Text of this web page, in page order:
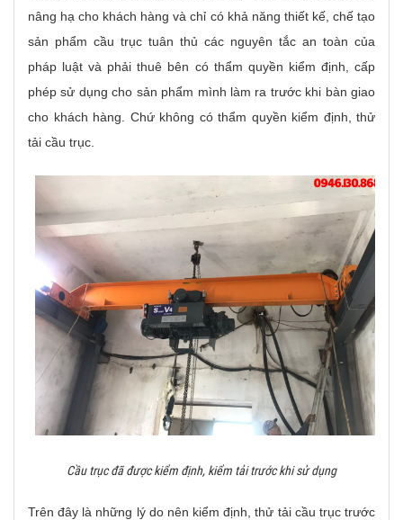
nâng hạ cho khách hàng và chỉ có khả năng thiết kế, chế tạo
sản phẩm cầu trục tuân thủ các nguyên tắc an toàn của
pháp luật và phải thuê bên có thẩm quyền kiểm định, cấp
phép sử dụng cho sản phẩm mình làm ra trước khi bàn giao
cho khách hàng. Chứ không có thẩm quyền kiểm định, thử
tải cầu trục.
Cầu trục đã được kiểm định, kiểm tải trước khi sử dụng
Trên đây là những lý do nên kiểm định, thử tải cầu trục trước